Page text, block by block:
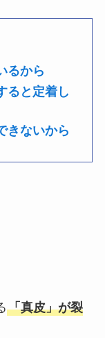
るから
ると定着し
きないから
「真皮」が裂